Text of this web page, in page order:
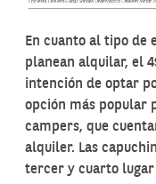
En cuanto al tipo de
planean alquilar, el
intención de optar
opción más popular
campers, que
alquiler. Las
tercer y cuarto